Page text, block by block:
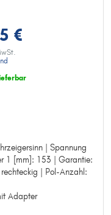
€
| Spannung
1 [mm]: 153 | Garantie:
| Pol-Anzahl:
Adapter